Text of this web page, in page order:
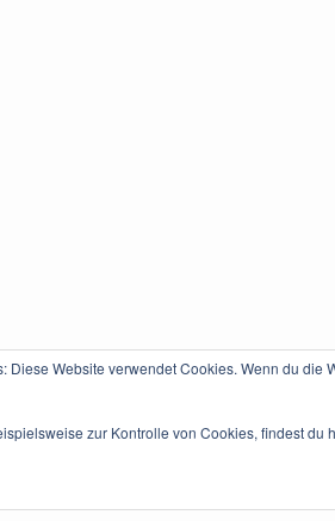
Diese Website verwendet Cookies. Wenn du die
zur Kontrolle von Cookies, findest du